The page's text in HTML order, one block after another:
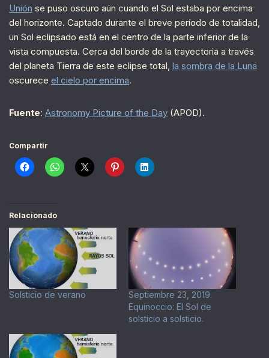
Unión se puso oscuro aún cuando el Sol estaba por encima
del horizonte. Captado durante el breve período de totalidad,
un Sol eclipsado está en el centro de la parte inferior de la
vista compuesta. Cerca del borde de la trayectoria a través
del planeta Tierra de este eclipse total, la sombra de la Luna
oscurece el cielo por encima.
Fuente: Astronomy Picture of the Day (APOD).
Compartir
Relacionado
Solsticio de verano
Septiembre 23, 2019.
Equinoccio: El Sol de
solsticio a solsticio.